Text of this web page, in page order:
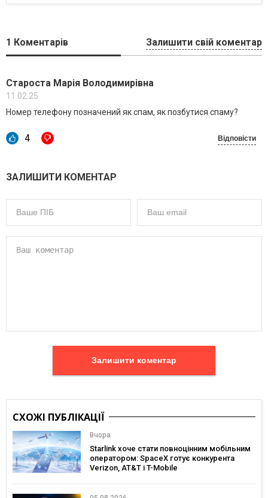
1 Коментарів Залишити свій коментар
Староста Марія Володимирівна
11.02.25
Номер телефону позначений як спам, як позбутися спаму?
4 Відповісти
ЗАЛИШИТИ КОМЕНТАР
Залишити коментар
СХОЖІ ПУБЛІКАЦІЇ
Вчора
Starlink хоче стати повноцінним мобільним
оператором: SpaceX готує конкурента
Verizon, AT&T і T-Mobile